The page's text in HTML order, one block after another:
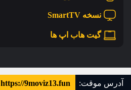
آدرس موقت: https://9moviz13.fun
نسخه SmartTV
گیت هاب اپ ها
طراحی و توسعه توسط